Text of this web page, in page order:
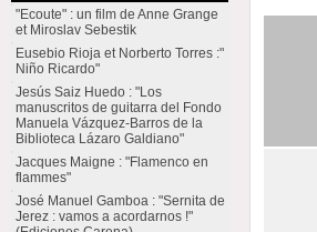
"Ecoute" : un film de Anne Grange
et Miroslav Sebestik
Eusebio Rioja et Norberto Torres :"
Niño Ricardo"
Jesús Saiz Huedo : "Los
manuscritos de guitarra del Fondo
Manuela Vázquez-Barros de la
Biblioteca Lázaro Galdiano"
Jacques Maigne : "Flamenco en
flammes"
José Manuel Gamboa : "Sernita de
Jerez : vamos a acordarnos !"